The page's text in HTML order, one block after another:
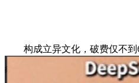
构成立异文化，破费仅不到